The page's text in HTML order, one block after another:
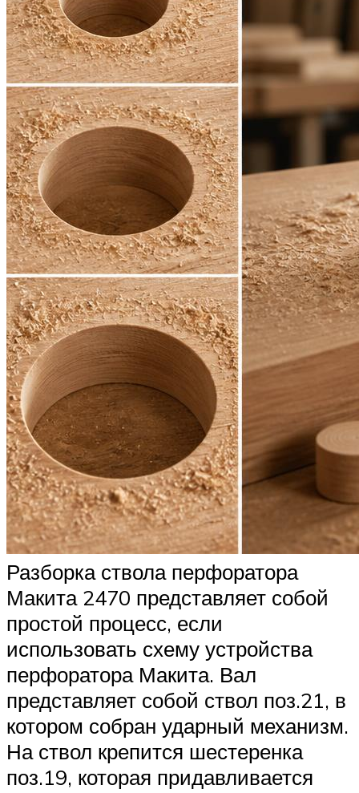
Разборка ствола перфоратора
Макита 2470 представляет собой
простой процесс, если
использовать схему устройства
перфоратора Макита. Вал
представляет собой ствол поз.21, в
котором собран ударный механизм.
На ствол крепится шестеренка
поз.19, которая придавливается